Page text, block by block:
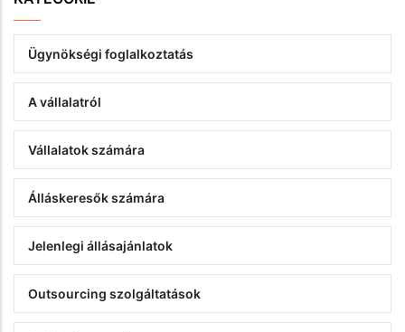
Ügynökségi foglalkoztatás
A vállalatról
Vállalatok számára
Álláskeresők számára
Jelenlegi állásajánlatok
Outsourcing szolgáltatások